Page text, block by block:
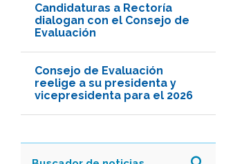
Candidaturas a Rectoría
dialogan con el Consejo de
Evaluación
Consejo de Evaluación
reelige a su presidenta y
vicepresidenta para el 2026